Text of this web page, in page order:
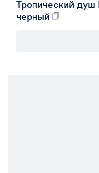
Тропический душ
черный